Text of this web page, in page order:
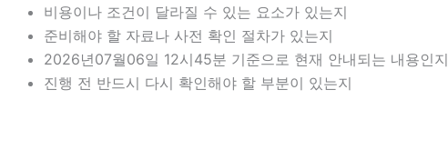
비용이나 조건이 달라질 수 있는 요소가 있는지
준비해야 할 자료나 사전 확인 절차가 있는지
2026년07월06일 12시45분 기준으로 현재 안내되는 내용인지
진행 전 반드시 다시 확인해야 할 부분이 있는지